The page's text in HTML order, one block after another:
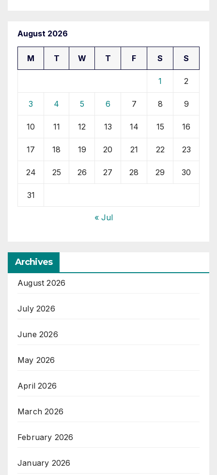
August 2026
M T W T F S S
1 2
3 4 5 6 7 8 9
10 11 12 13 14 15 16
17 18 19 20 21 22 23
24 25 26 27 28 29 30
31
« Jul
Archives
August 2026
July 2026
June 2026
May 2026
April 2026
March 2026
February 2026
January 2026